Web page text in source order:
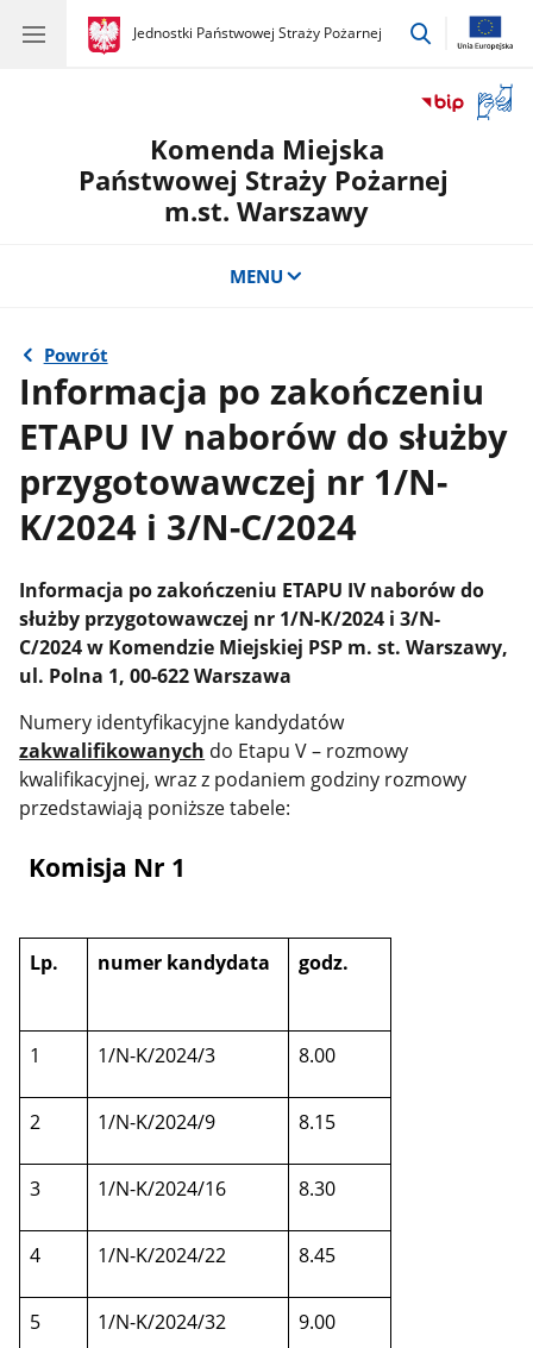
gov.pl
Jednostki Państwowej Straży Pożarnej
gov.pl
Jednostki
przejdź
okno
Komenda Miejska
Państwowej Straży Pożarnej
m.st. Warszawy
MENU
Powrót
Informacja po zakończeniu
ETAPU IV naborów do służby
przygotowawczej nr 1/N-
K/2024 i 3/N-C/2024
Informacja po zakończeniu ETAPU IV naborów do
służby przygotowawczej nr 1/N-K/2024 i 3/N-
C/2024 w Komendzie Miejskiej PSP m. st. Warszawy,
ul. Polna 1, 00-622 Warszawa
Numery identyfikacyjne kandydatów
zakwalifikowanych do Etapu V – rozmowy
kwalifikacyjnej, wraz z podaniem godziny rozmowy
przedstawiają poniższe tabele:
Komisja Nr 1
Lp. numer kandydata godz.
1 1/N-K/2024/3 8.00
2 1/N-K/2024/9 8.15
3 1/N-K/2024/16 8.30
4 1/N-K/2024/22 8.45
5 1/N-K/2024/32 9.00